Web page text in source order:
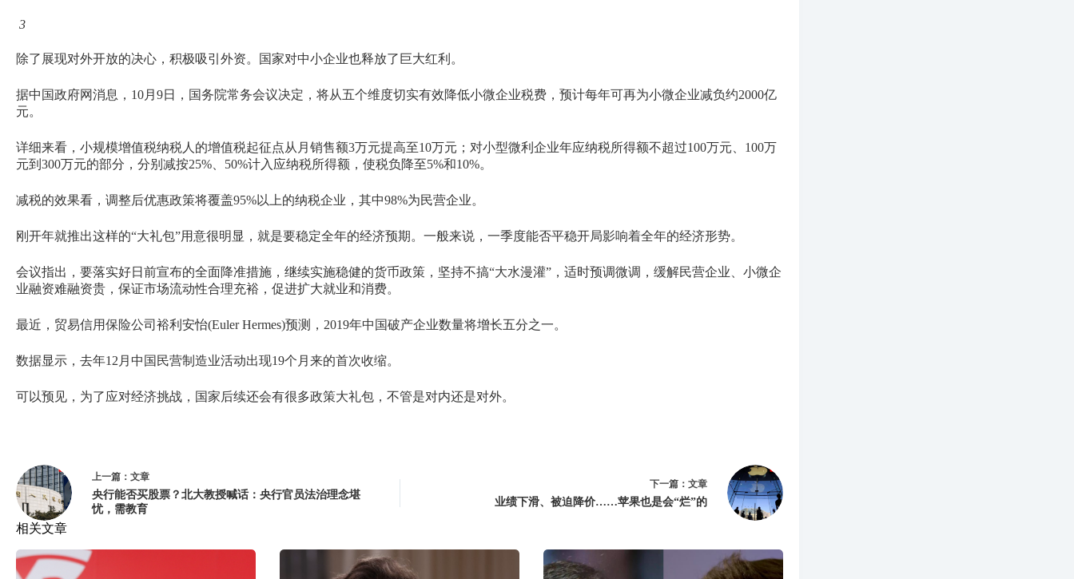
3
除了展现对外开放的决心，积极吸引外资。国家对中小企业也释放了巨大红利。
据中国政府网消息，10月9日，国务院常务会议决定，将从五个维度切实有效降低小微企业税费，预计每年可再为小微企业减负约2000亿
元。
详细来看，小规模增值税纳税人的增值税起征点从月销售额3万元提高至10万元；对小型微利企业年应纳税所得额不超过100万元、100万
元到300万元的部分，分别减按25%、50%计入应纳税所得额，使税负降至5%和10%。
减税的效果看，调整后优惠政策将覆盖95%以上的纳税企业，其中98%为民营企业。
刚开年就推出这样的“大礼包”用意很明显，就是要稳定全年的经济预期。一般来说，一季度能否平稳开局影响着全年的经济形势。
会议指出，要落实好日前宣布的全面降准措施，继续实施稳健的货币政策，坚持不搞“大水漫灌”，适时预调微调，缓解民营企业、小微企
业融资难融资贵，保证市场流动性合理充裕，促进扩大就业和消费。
最近，贸易信用保险公司裕利安怡(Euler Hermes)预测，2019年中国破产企业数量将增长五分之一。
数据显示，去年12月中国民营制造业活动出现19个月来的首次收缩。
可以预见，为了应对经济挑战，国家后续还会有很多政策大礼包，不管是对内还是对外。
上一篇： 文章
央行能否买股票？北大教授喊话：央行官员法治理念堪
忧，需教育
下一篇： 文章
业绩下滑、被迫降价……苹果也是会“烂”的
相关文章